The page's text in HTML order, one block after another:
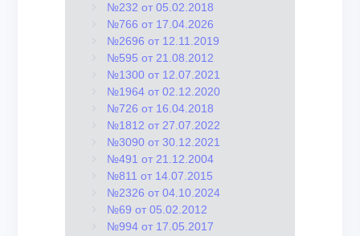
№232 от 05.02.2018
№766 от 17.04.2026
№2696 от 12.11.2019
№595 от 21.08.2012
№1300 от 12.07.2021
№1964 от 02.12.2020
№726 от 16.04.2018
№1812 от 27.07.2022
№3090 от 30.12.2021
№491 от 21.12.2004
№811 от 14.07.2015
№2326 от 04.10.2024
№69 от 05.02.2012
№994 от 17.05.2017